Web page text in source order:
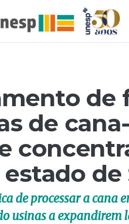
de
de
de
de processar a cana
usinas a expandirem